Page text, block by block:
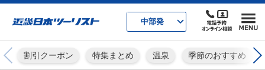
中部発
割引クーポン 特集まとめ 温泉 季節のおすすめ